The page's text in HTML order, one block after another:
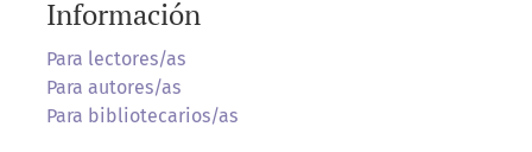
Información
Para lectores/as
Para autores/as
Para bibliotecarios/as